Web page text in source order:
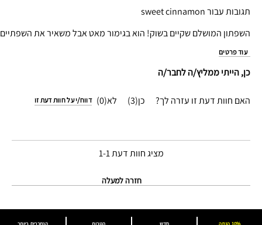
תגובות עבור sweet cinnamon
השפתון המושלם שקיים בשוק! הוא בגימור מאט אבל משאיר את השפתיים
עוד פרטים
כן, הייתי ממליץ/ה לחבר/ה
האם חוות דעת זו עזרה לך? 3
0 דווח/י על חוות דעת זו
מציג חוות דעת1-1
חזרה למעלה